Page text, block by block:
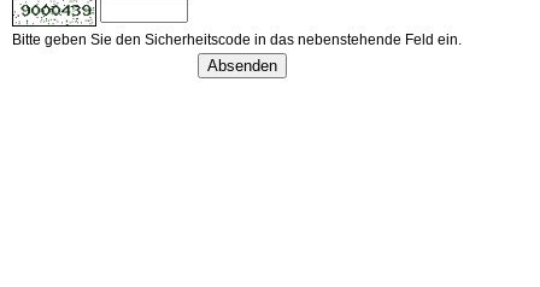
Bitte geben Sie den Sicherheitscode in das nebenstehende Feld ein.